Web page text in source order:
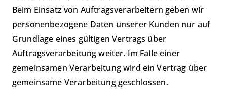
Beim Einsatz von Auftragsverarbeitern geben wir
personenbezogene Daten unserer Kunden nur auf
Grundlage eines gültigen Vertrags über
Auftragsverarbeitung weiter. Im Falle einer
gemeinsamen Verarbeitung wird ein Vertrag über
gemeinsame Verarbeitung geschlossen.